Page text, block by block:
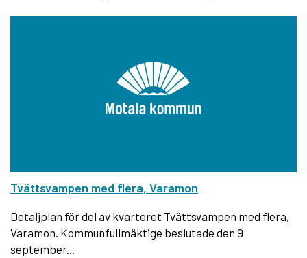
Tvättsvampen med flera, Varamon
Detaljplan för del av kvarteret Tvättsvampen med flera,
Varamon. Kommunfullmäktige beslutade den 9
september...